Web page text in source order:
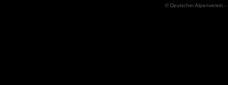
© Deutscher Alpenverein